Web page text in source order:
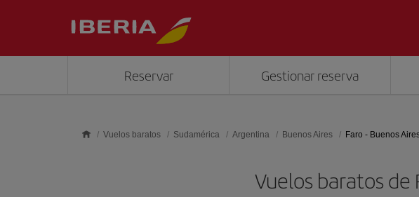
Reservar Gestionar reserva
Vuelos baratos Sudamérica Argentina Buenos Aires Faro - Buenos
Vuelos baratos de